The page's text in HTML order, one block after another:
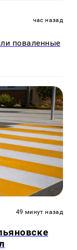
час назад
поваленные
49 минут назад